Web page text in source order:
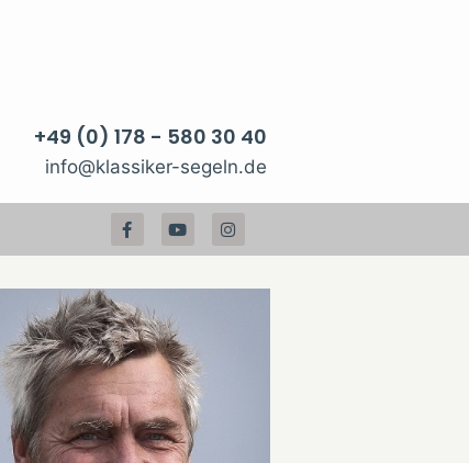
+49 (0) 178 - 580 30 40
info@klassiker-segeln.de